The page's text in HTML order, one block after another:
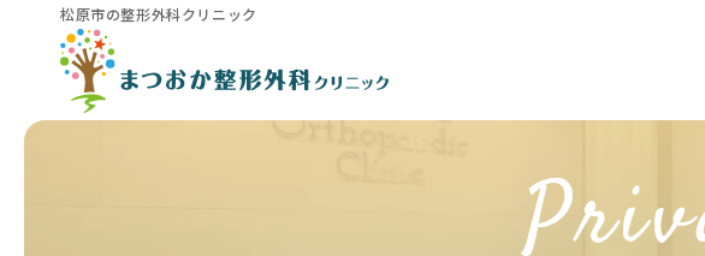
松原市の整形外科クリニック